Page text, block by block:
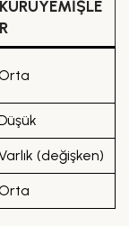
KURUYEMIŞLE
R
(değişken)